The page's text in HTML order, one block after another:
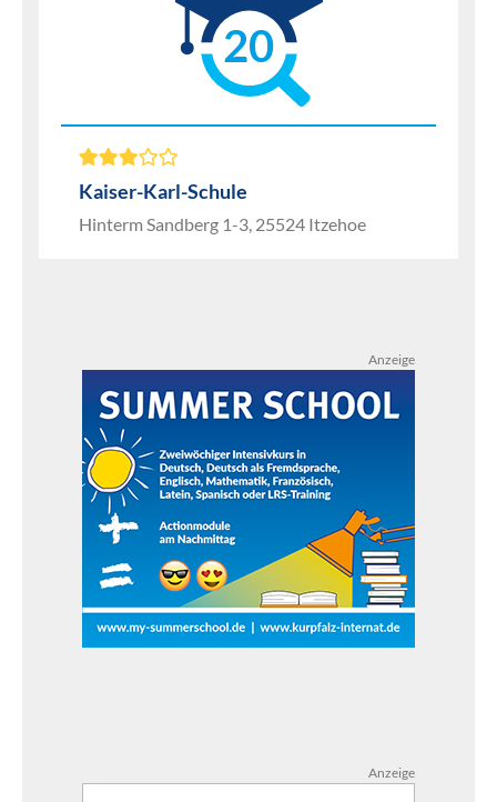
20
Kaiser-Karl-Schule
Hinterm Sandberg 1-3, 25524 Itzehoe
Anzeige
Anzeige